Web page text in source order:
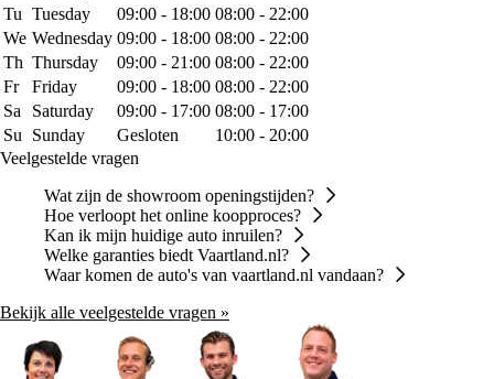
Tu Tuesday 09:00 - 18:00 08:00 - 22:00
We Wednesday 09:00 - 18:00 08:00 - 22:00
Th Thursday 09:00 - 21:00 08:00 - 22:00
Fr
Friday 09:00 - 18:00 08:00 - 22:00
Sa
Saturday 09:00 - 17:00 08:00 - 17:00
Su
Sunday Gesloten
10:00 - 20:00
Veelgestelde vragen
Wat zijn de showroom openingstijden?
Hoe verloopt het online koopproces?
Kan ik mijn huidige auto inruilen?
Welke garanties biedt Vaartland.nl?
Waar komen de auto's van vaartland.nl vandaan?
Bekijk alle veelgestelde vragen »